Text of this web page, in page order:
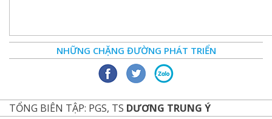
NHỮNG CHẶNG ĐƯỜNG PHÁT TRIỂN
TỔNG BIÊN TẬP: PGS, TS DƯƠNG TRUNG Ý